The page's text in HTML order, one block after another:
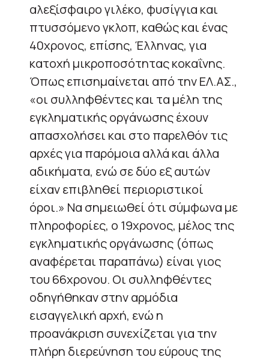
αλεξίσφαιρο γιλέκο, φυσίγγια και
πτυσσόμενο γκλοπ, καθώς και ένας
40χρονος, επίσης, Έλληνας, για
κατοχή μικροποσότητας κοκαΐνης.
Όπως επισημαίνεται από την ΕΛ.ΑΣ.,
«οι συλληφθέντες και τα μέλη της
εγκληματικής οργάνωσης έχουν
απασχολήσει και στο παρελθόν τις
αρχές για παρόμοια αλλά και άλλα
αδικήματα, ενώ σε δύο εξ αυτών
είχαν επιβληθεί περιοριστικοί
όροι.» Να σημειωθεί ότι σύμφωνα με
πληροφορίες, ο 19χρονος, μέλος της
εγκληματικής οργάνωσης (όπως
αναφέρεται παραπάνω) είναι γιος
του 66χρονου. Οι συλληφθέντες
οδηγήθηκαν στην αρμόδια
εισαγγελική αρχή, ενώ η
προανάκριση συνεχίζεται για την
πλήρη διερεύνηση του εύρους της